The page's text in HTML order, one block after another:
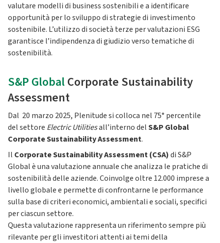
valutare modelli di business sostenibili e a identificare
opportunità per lo sviluppo di strategie di investimento
sostenibile. L’utilizzo di società terze per valutazioni ESG
garantisce l’indipendenza di giudizio verso tematiche di
sostenibilità.
S&P GlobalCorporate Sustainability
Assessment
Dal 20 marzo 2025, Plenitude si colloca nel 75° percentile
del settore Electric Utilitiesall’interno delS&P Global
Corporate Sustainability Assessment.
Il Corporate Sustainability Assessment (CSA)di S&P
Global è una valutazione annuale che analizza le pratiche di
sostenibilità delle aziende. Coinvolge oltre 12.000 imprese a
livello globale e permette di confrontarne le performance
sulla base di criteri economici, ambientali e sociali, specifici
per ciascun settore.
Questa valutazione rappresenta un riferimento sempre più
rilevante per gli investitori attenti ai temi della